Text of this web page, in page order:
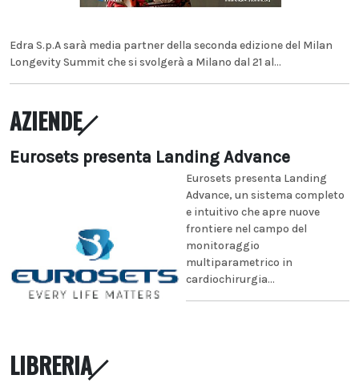
Edra S.p.A sarà media partner della seconda edizione del Milan
Longevity Summit che si svolgerà a Milano dal 21 al...
AZIENDE
Eurosets presenta Landing Advance
Eurosets presenta Landing
Advance, un sistema completo
e intuitivo che apre nuove
frontiere nel campo del
monitoraggio
multiparametrico in
cardiochirurgia...
LIBRERIA